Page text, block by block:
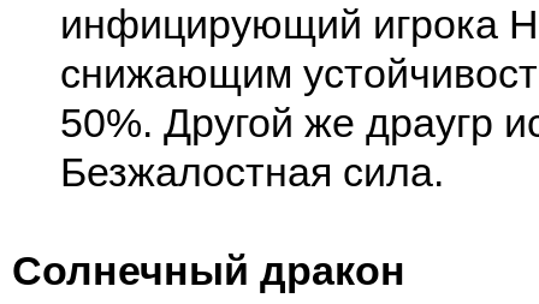
инфицирующий игрока
снижающим
50%. Другой же драугр
Безжалостная сила.
Солнечный дракон